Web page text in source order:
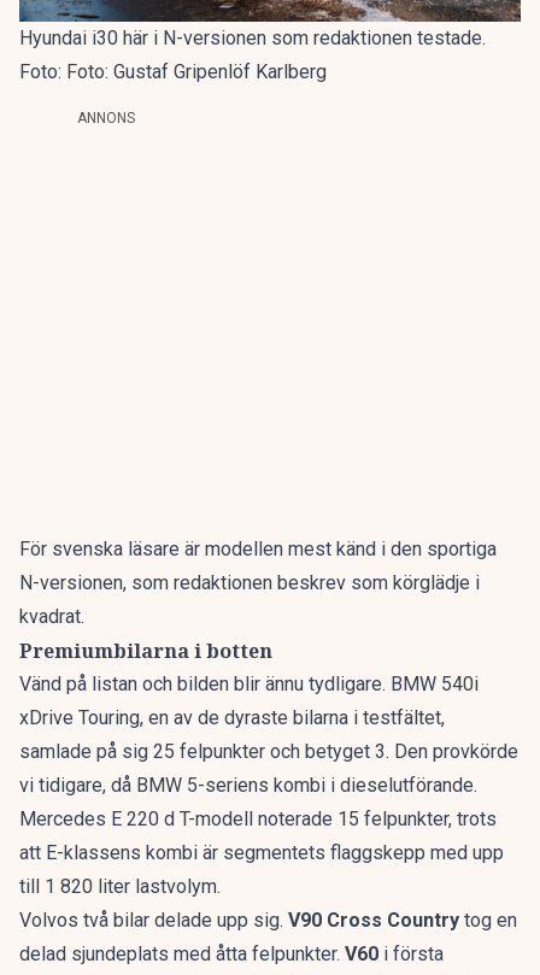
Hyundai i30 här i N-versionen som redaktionen testade.
Foto: Foto: Gustaf Gripenlöf Karlberg
ANNONS
För svenska läsare är modellen mest känd i den sportiga
N-versionen, som redaktionen beskrev som körglädje i
kvadrat.
Premiumbilarna i botten
Vänd på listan och bilden blir ännu tydligare. BMW 540i
xDrive Touring, en av de dyraste bilarna i testfältet,
samlade på sig 25 felpunkter och betyget 3. Den provkörde
vi tidigare, då BMW 5-seriens kombi i dieselutförande.
Mercedes E 220 d T-modell noterade 15 felpunkter, trots
att E-klassens kombi är segmentets flaggskepp med upp
till 1 820 liter lastvolym.
Volvos två bilar delade upp sig. V90 Cross Country tog en
delad sjundeplats med åtta felpunkter. V60 i första